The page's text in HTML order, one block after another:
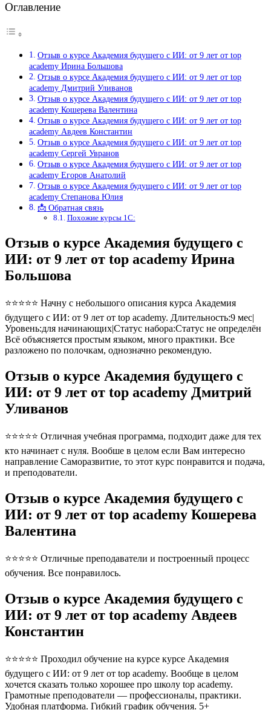
Оглавление
Отзыв о курсе Академия будущего с ИИ: от 9 лет от top
academy Ирина Большова
Отзыв о курсе Академия будущего с ИИ: от 9 лет от top
academy Дмитрий Уливанов
Отзыв о курсе Академия будущего с ИИ: от 9 лет от top
academy Кошерева Валентина
Отзыв о курсе Академия будущего с ИИ: от 9 лет от top
academy Авдеев Константин
Отзыв о курсе Академия будущего с ИИ: от 9 лет от top
academy Сергей Увранов
Отзыв о курсе Академия будущего с ИИ: от 9 лет от top
academy Егоров Анатолий
Отзыв о курсе Академия будущего с ИИ: от 9 лет от top
academy Степанова Юлия
📩 Обратная связь
Похожие курсы 1С:
Отзыв о курсе Академия будущего с
ИИ: от 9 лет от top academy Ирина
Большова
⭐⭐⭐⭐⭐ Начну с небольшого описания курса Академия
будущего с ИИ: от 9 лет от top academy. Длительность:9 мес|
Уровень:для начинающих|Статус набора:Статус не определён
Всё объясняется простым языком, много практики. Все
разложено по полочкам, однозначно рекомендую.
Отзыв о курсе Академия будущего с
ИИ: от 9 лет от top academy Дмитрий
Уливанов
⭐⭐⭐⭐⭐ Отличная учебная программа, подходит даже для тех
кто начинает с нуля. Вообше в целом если Вам интересно
направление Саморазвитие, то этот курс понравится и подача,
и преподователи.
Отзыв о курсе Академия будущего с
ИИ: от 9 лет от top academy Кошерева
Валентина
⭐⭐⭐⭐⭐ Отличные преподаватели и построенный процесс
обучения. Все понравилось.
Отзыв о курсе Академия будущего с
ИИ: от 9 лет от top academy Авдеев
Константин
⭐⭐⭐⭐⭐ Проходил обучение на курсе курсе Академия
будущего с ИИ: от 9 лет от top academy. Вообще в целом
хочется сказать только хорошее про школу top academy.
Грамотные преподователи — профессионалы, практики.
Удобная платформа. Гибкий график обучения. 5+